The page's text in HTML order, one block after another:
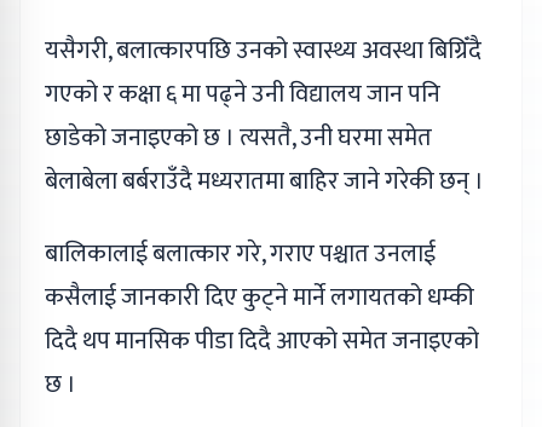
यसैगरी, बलात्कारपछि उनको स्वास्थ्य अवस्था बिग्रिँदै
गएको र कक्षा ६ मा पढ्ने उनी विद्यालय जान पनि
छाडेको जनाइएको छ । त्यसतै, उनी घरमा समेत
बेलाबेला बर्बराउँदै मध्यरातमा बाहिर जाने गरेकी छन् ।
बालिकालाई बलात्कार गरे, गराए पश्चात उनलाई
कसैलाई जानकारी दिए कुट्ने मार्ने लगायतको धम्की
दिदै थप मानसिक पीडा दिदै आएको समेत जनाइएको
छ ।